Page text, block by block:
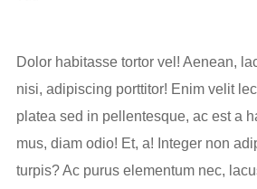
Dolor habitasse tortor vel! Aenean,
nisi, adipiscing porttitor! Enim velit
platea sed in pellentesque, ac est a
mus, diam odio! Et, a! Integer non
turpis? Ac purus elementum nec,